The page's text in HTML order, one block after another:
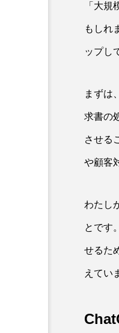
「大
もしれ
ップし
まずは
求書の
させる
や顧客
わたし
とです
せるた
えてい